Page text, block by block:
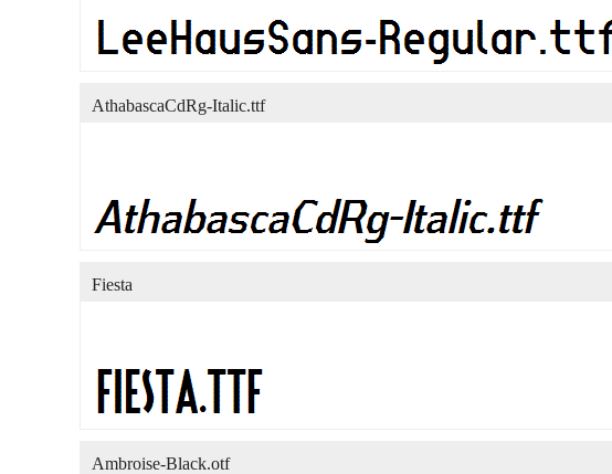
AthabascaCdRg-Italic.ttf
Fiesta
Ambroise-Black.otf